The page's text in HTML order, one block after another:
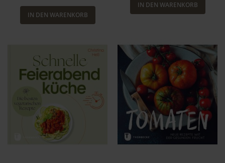
IN DEN WARENKORB
IN DEN WARENKORB